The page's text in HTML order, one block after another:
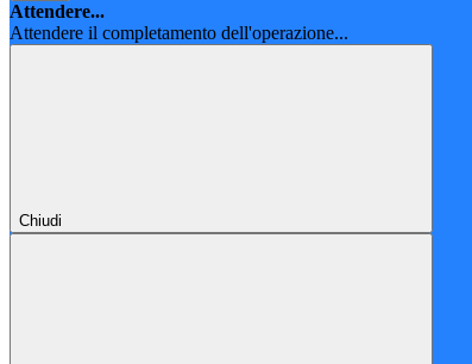
Attendere...
Attendere il completamento dell'operazione...
Chiudi